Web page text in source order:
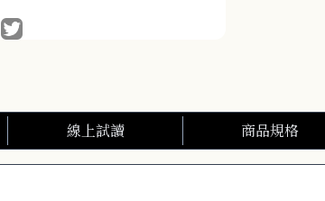
線上試讀 商品規格